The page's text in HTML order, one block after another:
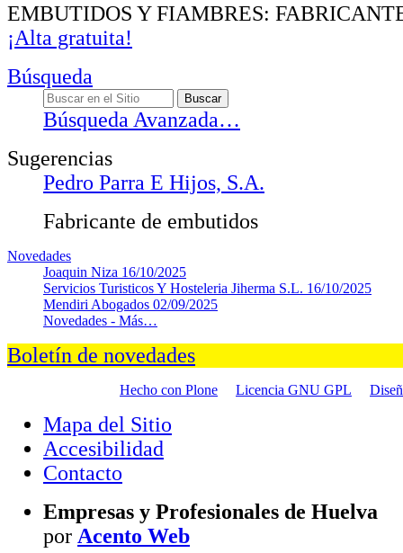
EMBUTIDOS Y FIAMBRES:
¡Alta gratuita!
Búsqueda
Búsqueda Avanzada…
Sugerencias
Pedro Parra E Hijos, S.A.
Fabricante de embutidos
Novedades
Joaquin Niza 16/10/2025
Servicios Turisticos Y Hosteleria Jiherma S.L. 16/10/2025
Mendiri Abogados 02/09/2025
Novedades - Más…
Boletín de novedades
Hecho con Plone Licencia GNU GPL
Mapa del Sitio
Accesibilidad
Contacto
Empresas y Profesionales de Huelva
por Acento Web